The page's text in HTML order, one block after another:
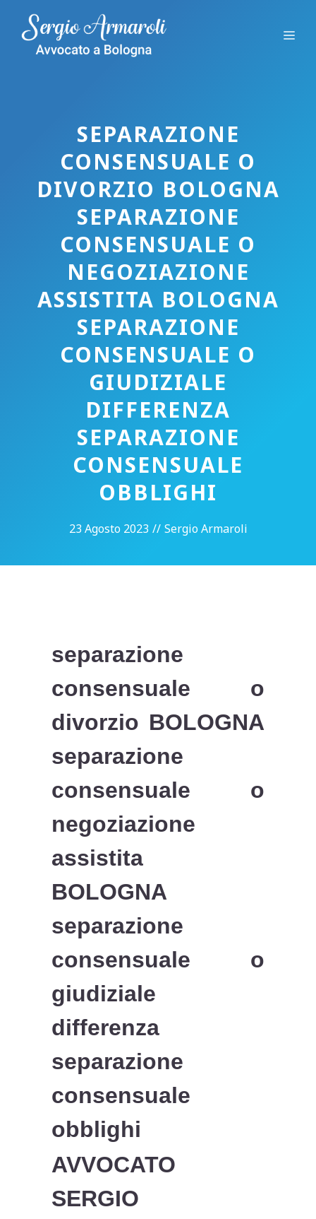
contenuto
SEPARAZIONE
CONSENSUALE O
DIVORZIO BOLOGNA
SEPARAZIONE
CONSENSUALE O
NEGOZIAZIONE
ASSISTITA BOLOGNA
SEPARAZIONE
CONSENSUALE O
GIUDIZIALE
DIFFERENZA
SEPARAZIONE
CONSENSUALE
OBBLIGHI
23 Agosto 2023 // Sergio Armaroli
separazione
consensuale o
divorzio BOLOGNA
separazione
consensuale o
negoziazione
assistita
BOLOGNA
separazione
consensuale o
giudiziale
differenza
separazione
consensuale
obblighi
AVVOCATO
SERGIO